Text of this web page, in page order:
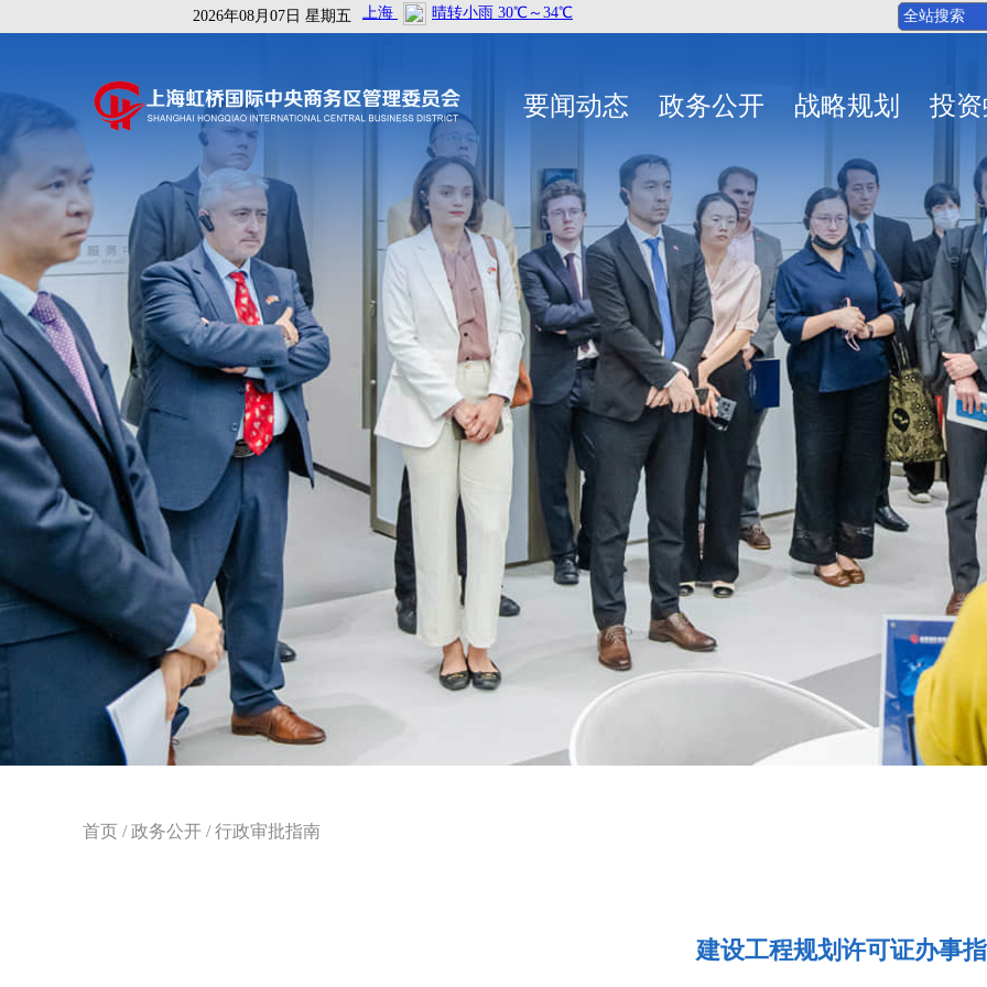
2026年08月07日 星期五
要闻动态 政务公开 战略规划 投
首页 /政务公开 /行政审批指南
建设工程规划许可证办事